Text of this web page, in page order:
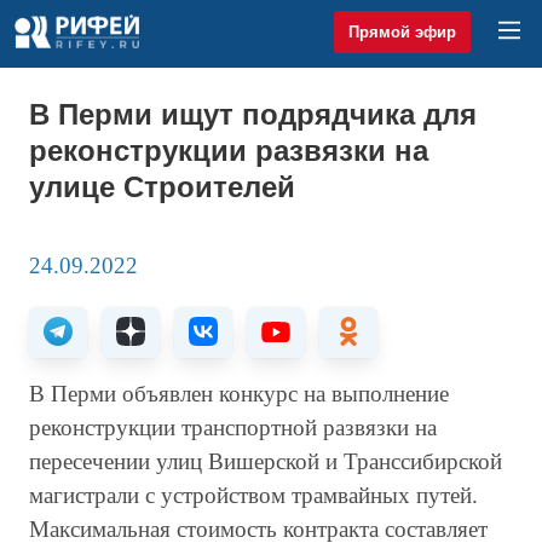
Прямой эфир
В Перми ищут подрядчика для
реконструкции развязки на
улице Строителей
24.09.2022
В Перми объявлен конкурс на выполнение
реконструкции транспортной развязки на
пересечении улиц Вишерской и Транссибирской
магистрали с устройством трамвайных путей.
Максимальная стоимость контракта составляет